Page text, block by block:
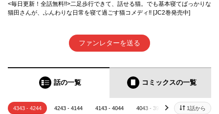
<毎日更新！全話無料!!>二足歩行できて、話せる猫。でも基本寝てばっかりな
猫田さんが、ふんわりな日常を寝て過ごす猫コメディ!! [JC2巻発売中]
ファンレターを送る
話の一覧 コミックスの一覧
4343 - 4244 4243 - 4144 4143 - 4044 4043 - 3944 3943 - 3844
next 1話から